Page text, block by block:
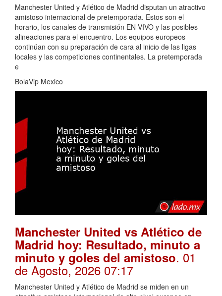
Manchester United y Atlético de Madrid disputan un atractivo
amistoso internacional de pretemporada. Estos son el
horario, los canales de transmisión EN VIVO y las posibles
alineaciones para el encuentro. Los equipos europeos
continúan con su preparación de cara al inicio de las ligas
locales y las competiciones continentales. La pretemporada
e
BolaVip Mexico
Manchester United vs Atlético de
Madrid hoy: Resultado, minuto a
minuto y goles del amistoso. 01
de Agosto, 2026 07:17
Manchester United y Atlético de Madrid se miden en un